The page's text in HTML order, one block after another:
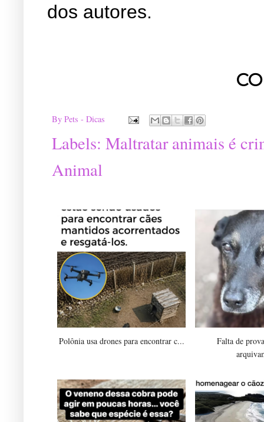
dos autores.
By Pets - Dicas
Labels: Maltratar animais é
Animal
Polônia usa drones para encontrar c...
Falta de